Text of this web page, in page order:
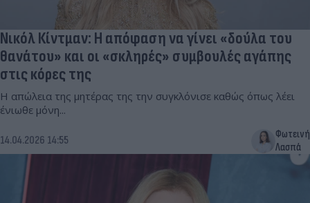
Νικόλ Κίντμαν: Η απόφαση να γίνει «δούλα του
θανάτου» και οι «σκληρές» συμβουλές αγάπης
στις κόρες της
Η απώλεια της μητέρας της την συγκλόνισε καθώς όπως λέει
ένιωθε μόνη...
14.04.2026 14:55
Φωτεινή
Λασπά